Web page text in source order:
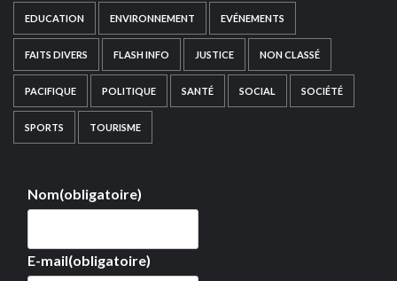
EDUCATION ENVIRONNEMENT EVÉNEMENTS
FAITS DIVERS FLASH INFO JUSTICE NON CLASSÉ
PACIFIQUE POLITIQUE SANTÉ SOCIAL SOCIÉTÉ
SPORTS TOURISME
Nom(obligatoire)
E-mail(obligatoire)